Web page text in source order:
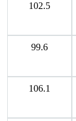
102.5
99.6
106.1